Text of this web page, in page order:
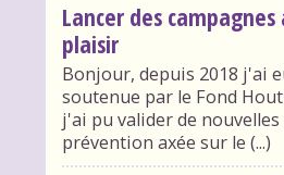
Lancer des
plaisir
Bonjour, depuis 2018 j'ai
soutenue par le Fond
j'ai pu valider de
prévention axée sur le (...)